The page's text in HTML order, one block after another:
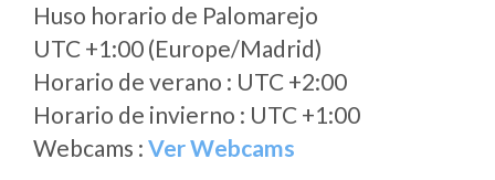
Huso horario de Palomarejo
UTC +1:00 (Europe/Madrid)
Horario de verano : UTC +2:00
Horario de invierno : UTC +1:00
Webcams : Ver Webcams